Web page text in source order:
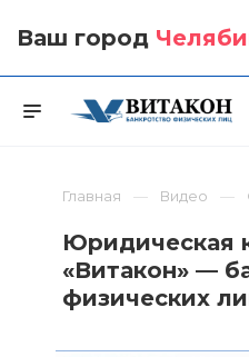
Ваш город
Главная Видео
Юридическая
«Витакон» —
физических